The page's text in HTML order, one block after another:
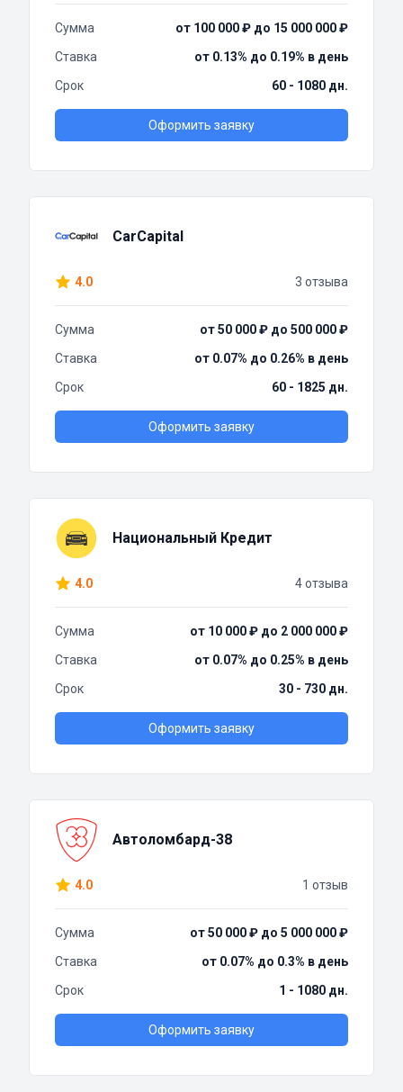
Сумма
от 100 000 ₽ до 15 000 000 ₽
Ставка
от 0.13% до 0.19% в день
Срок
60 - 1080 дн.
Оформить заявку
CarCapital
4.0 3 отзыва
Сумма
от 50 000 ₽ до 500 000 ₽
Ставка
от 0.07% до 0.26% в день
Срок
60 - 1825 дн.
Оформить заявку
Национальный Кредит
4.0 4 отзыва
Сумма
от 10 000 ₽ до 2 000 000 ₽
Ставка
от 0.07% до 0.25% в день
Срок
30 - 730 дн.
Оформить заявку
Автоломбард-38
4.0 1 отзыв
Сумма
от 50 000 ₽ до 5 000 000 ₽
Ставка
от 0.07% до 0.3% в день
Срок
1 - 1080 дн.
Оформить заявку